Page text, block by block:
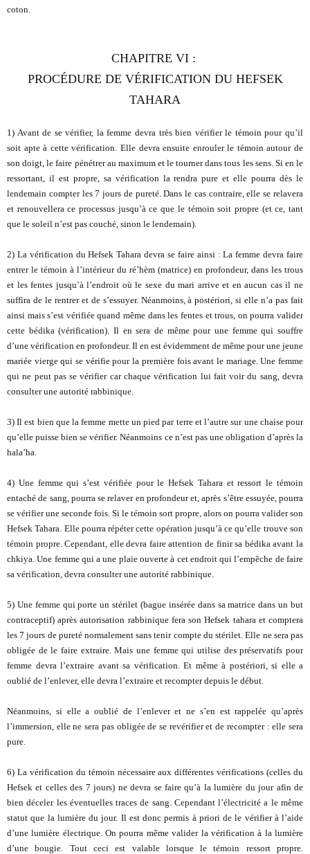
coton.
CHAPITRE VI :
PROCÉDURE DE VÉRIFICATION DU HEFSEK
TAHARA
1) Avant de se vérifier, la femme devra très bien vérifier le témoin pour qu’il
soit apte à cette vérification. Elle devra ensuite enrouler le témoin autour de
son doigt, le faire pénétrer au maximum et le tourner dans tous les sens. Si en le
ressortant, il est propre, sa vérification la rendra pure et elle pourra dès le
lendemain compter les 7 jours de pureté. Dans le cas contraire, elle se relavera
et renouvellera ce processus jusqu’à ce que le témoin soit propre (et ce, tant
que le soleil n’est pas couché, sinon le lendemain).
2) La vérification du Hefsek Tahara devra se faire ainsi : La femme devra faire
entrer le témoin à l’intérieur du ré’hèm (matrice) en profondeur, dans les trous
et les fentes jusqu’à l’endroit où le sexe du mari arrive et en aucun cas il ne
suffira de le rentrer et de s’essuyer. Néanmoins, à postériori, si elle n’a pas fait
ainsi mais s’est vérifiée quand même dans les fentes et trous, on pourra valider
cette bédika (vérification). Il en sera de même pour une femme qui souffre
d’une vérification en profondeur. Il en est évidemment de même pour une jeune
mariée vierge qui se vérifie pour la première fois avant le mariage. Une femme
qui ne peut pas se vérifier car chaque vérification lui fait voir du sang, devra
consulter une autorité rabbinique.
3) Il est bien que la femme mette un pied par terre et l’autre sur une chaise pour
qu’elle puisse bien se vérifier. Néanmoins ce n’est pas une obligation d’après la
hala’ha.
4) Une femme qui s’est vérifiée pour le Hefsek Tahara et ressort le témoin
entaché de sang, pourra se relaver en profondeur et, après s’être essuyée, pourra
se vérifier une seconde fois. Si le témoin sort propre, alors on pourra valider son
Hefsek Tahara. Elle pourra répéter cette opération jusqu’à ce qu’elle trouve son
témoin propre. Cependant, elle devra faire attention de finir sa bédika avant la
chkiya. Une femme qui a une plaie ouverte à cet endroit qui l’empêche de faire
sa vérification, devra consulter une autorité rabbinique.
5) Une femme qui porte un stérilet (bague insérée dans sa matrice dans un but
contraceptif) après autorisation rabbinique fera son Hefsek tahara et comptera
les 7 jours de pureté normalement sans tenir compte du stérilet. Elle ne sera pas
obligée de le faire extraire. Mais une femme qui utilise des préservatifs pour
femme devra l’extraire avant sa vérification. Et même à postériori, si elle a
oublié de l’enlever, elle devra l’extraire et recompter depuis le début.
Néanmoins, si elle a oublié de l’enlever et ne s’en est rappelée qu’après
l’immersion, elle ne sera pas obligée de se revérifier et de recompter : elle sera
pure.
6) La vérification du témoin nécessaire aux différentes vérifications (celles du
Hefsek et celles des 7 jours) ne devra se faire qu’à la lumière du jour afin de
bien déceler les éventuelles traces de sang. Cependant l’électricité a le même
statut que la lumière du jour. Il est donc permis à priori de le vérifier à l’aide
d’une lumière électrique. On pourra même valider la vérification à la lumière
d’une bougie. Tout ceci est valable lorsque le témoin ressort propre.